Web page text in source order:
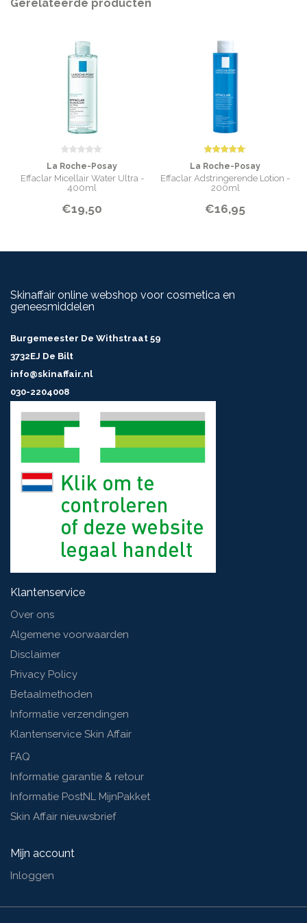
Gerelateerde producten
La Roche-Posay
Effaclar Micellair Water Ultra -
400ml
€19,50
La Roche-Posay
Effaclar Adstringerende Lotion -
200ml
€16,95
Skinaffair online webshop voor cosmetica en
geneesmiddelen
Burgemeester De Withstraat 59
3732EJ De Bilt
info@skinaffair.nl
030-2204008
Klantenservice
Over ons
Algemene voorwaarden
Disclaimer
Privacy Policy
Betaalmethoden
Informatie verzendingen
Klantenservice Skin Affair
FAQ
Informatie garantie & retour
Informatie PostNL MijnPakket
Skin Affair nieuwsbrief
Mijn account
Inloggen